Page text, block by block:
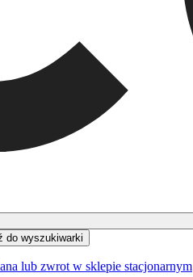
do wyszukiwarki
lub zwrot w sklepie stacjonarnym